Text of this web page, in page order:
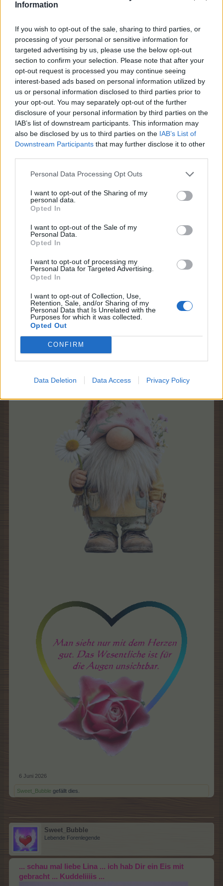
Information
If you wish to opt-out of the sale, sharing to third parties, or
processing of your personal or sensitive information for
targeted advertising by us, please use the below opt-out
section to confirm your selection. Please note that after your
opt-out request is processed you may continue seeing
interest-based ads based on personal information utilized by
us or personal information disclosed to third parties prior to
your opt-out. You may separately opt-out of the further
disclosure of your personal information by third parties on the
IAB’s list of downstream participants. This information may
also be disclosed by us to third parties on the IAB’s List of
Downstream Participants that may further disclose it to other
Personal Data Processing Opt Outs
I want to opt-out of the Sharing of my
personal data.
Opted In
I want to opt-out of the Sale of my
Personal Data.
Opted In
I want to opt-out of processing my
Personal Data for Targeted Advertising.
Opted In
I want to opt-out of Collection, Use,
Retention, Sale, and/or Sharing of my
Personal Data that Is Unrelated with the
Purposes for which it was collected.
Opted Out
CONFIRM
Data Deletion Data Access Privacy Policy
26 Mai 2026
Sweet_Bubble
Lebende Forenlegende
...schlaf gut liebe Lina ...
lissy_kindgefällt dies.
lissy_kind
Lebende Forenlegende
Ich vermisse Dich so liebe Lina
6 Juni 2026
Sweet_Bubble gefällt dies.
Sweet_Bubble
Lebende Forenlegende
... schau mal liebe Lina ... ich hab Dir ein Eis mit
gebracht ... Kuddeliiiis ...